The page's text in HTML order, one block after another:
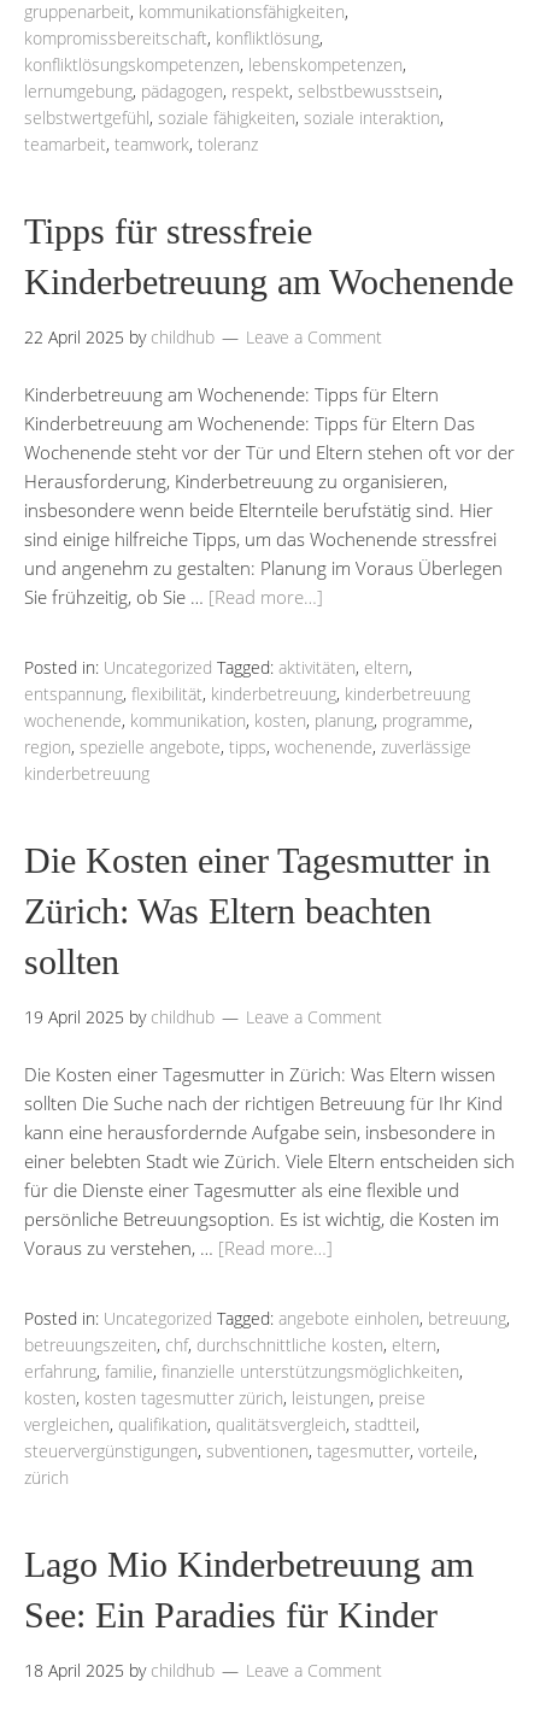
gruppenarbeit, kommunikationsfähigkeiten,
kompromissbereitschaft, konfliktlösung,
konfliktlösungskompetenzen, lebenskompetenzen,
lernumgebung, pädagogen, respekt, selbstbewusstsein,
selbstwertgefühl, soziale fähigkeiten, soziale interaktion,
teamarbeit, teamwork, toleranz
Tipps für stressfreie
Kinderbetreuung am Wochenende
22 April 2025 by childhub Leave a Comment
Kinderbetreuung am Wochenende: Tipps für Eltern
Kinderbetreuung am Wochenende: Tipps für Eltern Das
Wochenende steht vor der Tür und Eltern stehen oft vor der
Herausforderung, Kinderbetreuung zu organisieren,
insbesondere wenn beide Elternteile berufstätig sind. Hier
sind einige hilfreiche Tipps, um das Wochenende stressfrei
und angenehm zu gestalten: Planung im Voraus Überlegen
Sie frühzeitig, ob Sie … [Read more…]
Posted in: Uncategorized Tagged: aktivitäten, eltern,
entspannung, flexibilität, kinderbetreuung, kinderbetreuung
wochenende, kommunikation, kosten, planung, programme,
region, spezielle angebote, tipps, wochenende, zuverlässige
kinderbetreuung
Die Kosten einer Tagesmutter in
Zürich: Was Eltern beachten
sollten
19 April 2025 by childhub Leave a Comment
Die Kosten einer Tagesmutter in Zürich: Was Eltern wissen
sollten Die Suche nach der richtigen Betreuung für Ihr Kind
kann eine herausfordernde Aufgabe sein, insbesondere in
einer belebten Stadt wie Zürich. Viele Eltern entscheiden sich
für die Dienste einer Tagesmutter als eine flexible und
persönliche Betreuungsoption. Es ist wichtig, die Kosten im
Voraus zu verstehen, … [Read more…]
Posted in: Uncategorized Tagged: angebote einholen, betreuung,
betreuungszeiten, chf, durchschnittliche kosten, eltern,
erfahrung, familie, finanzielle unterstützungsmöglichkeiten,
kosten, kosten tagesmutter zürich, leistungen, preise
vergleichen, qualifikation, qualitätsvergleich, stadtteil,
steuervergünstigungen, subventionen, tagesmutter, vorteile,
zürich
Lago Mio Kinderbetreuung am
See: Ein Paradies für Kinder
18 April 2025 by childhub Leave a Comment